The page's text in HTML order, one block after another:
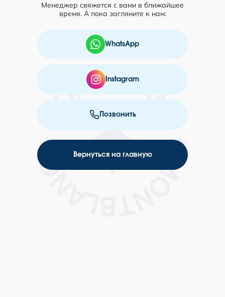
Менеджер свяжется с вами в ближайшее
время. А пока загляните к нам:
Instagram
WhatsApp
Позвонить
Вернуться на главную